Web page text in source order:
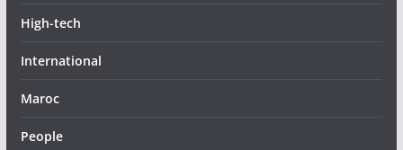
High-tech
International
Maroc
People